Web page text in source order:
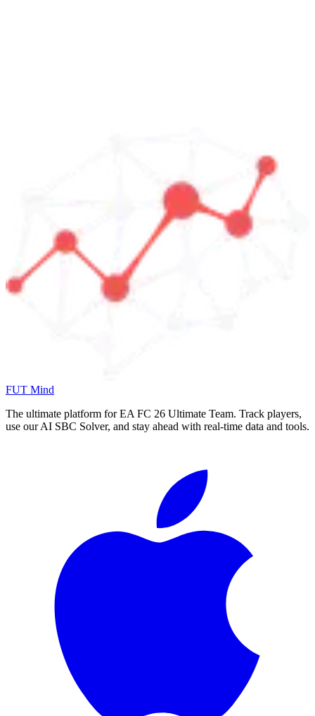
FUT Mind
The ultimate platform for EA FC 26 Ultimate Team. Track players,
use our AI SBC Solver, and stay ahead with real-time data and tools.